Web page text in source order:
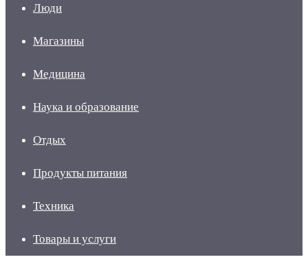
Люди
Магазины
Медицина
Наука и образование
Отдых
Продукты питания
Техника
Товары и услуги